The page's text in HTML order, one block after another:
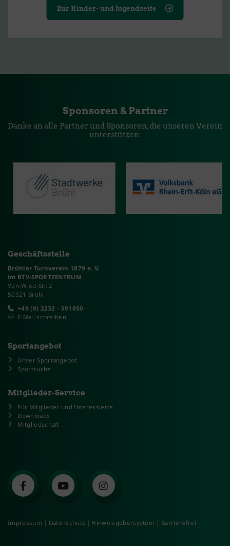
Zur Kinder- und Jugendseite
Sponsoren & Partner
Danke an alle Partner und Sponsoren, die unseren Verein
unterstützen:
Geschäftsstelle
Brühler Turnverein 1879 e. V.
im BTV-SPORTZENTRUM
Von-Wied-Str. 2
50321 Brühl
+49 (0) 2232 - 501050
E-Mail schreiben
Sportangebot
Unser Sportangebot
Sportsuche
Mitglieder-Service
Für Mitglieder und Interessierte
Downloads
Mitgliedschaft
Impressum | Datenschutz | Hinweisgebersystem | Barrierefrei